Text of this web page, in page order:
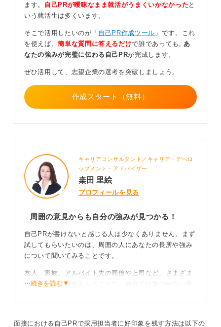
また、自分の強みは当たり前すぎて気づきにくいもので
す。過去を振り返り、進路選択や部活・サークル選びと
いった選択の場面で、何を大切にしていたか振り返って
が見つかることもあります。各種のアセスメントツール
を使い、客観的に自分を分析するのも有効な手段です。
0
ます。 自己PRが曖昧なまま就活がうまくいかなかった と
いう就活生は多くいます。
そこで活用したいのが「 自己PR作成ツール 」です。これ
を使えば、簡単な質問に答えるだけで誰であっても, あ
なたの強みが完璧に伝わる自己PRが完成します。
ぜひ活用して、志望企業の選考を突破しましょう。
作成スタート（無料）
キャリアコンサルタント／キャリア・デベロ
ップメント・アドバイザー
桒田 里絵
プロフィールを見る
周囲の意見からも自分の強みが見つかる！
自己PRが書けないと感じる人は少なくありません。まず
試してもらいたいのは、周囲の人にあなたの長所や強み
について聞いてみることです。
友人、家族、アルバイト先の同僚や上司など、さまざま
な視点から意見をもらうことで、自分では気づかない意
す。
客観的な意見は、自己分析を深める良いきっかけになる
⋯続きを読む▼
面接における自己PRで採用担当者に好印象を残す方法は以下の